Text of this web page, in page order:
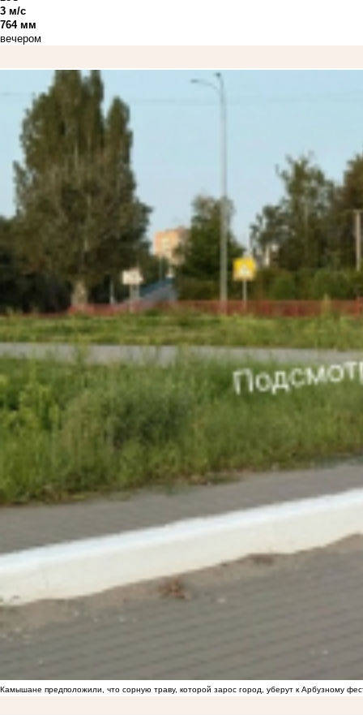
3 м/с
764 мм
вечером
Камышане предположили, что сорную траву, которой зарос город, уберут к Арбузному